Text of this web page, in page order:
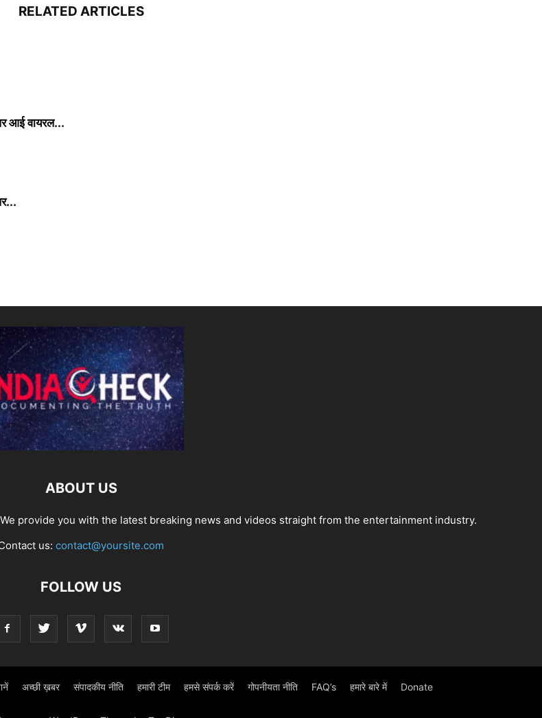
RELATED ARTICLES
आई वायरल...
ABOUT US
provide you with the latest breaking news and videos straight from the entertainment industry.
us: contact@yoursite.com
FOLLOW US
अच्छी ख़बर संपादकीय नीति हमारी टीम हमसे संपर्क करें गोपनीयता नीति FAQ’s हमारे बारे में Donate